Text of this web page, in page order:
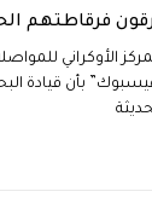
فرقاطتهم
الأوكراني
بأن قيادة